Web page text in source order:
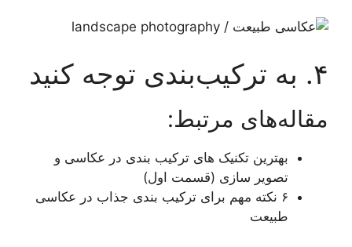
۴. به ترکیب‌بندی توجه کنید
مقاله‌های مرتبط:
بهترین تکنیک های ترکیب بندی در عکاسی و
تصویر سازی (قسمت اول)
۶ نکته‌ مهم برای ترکیب بندی جذاب در عکاسی
طبیعت